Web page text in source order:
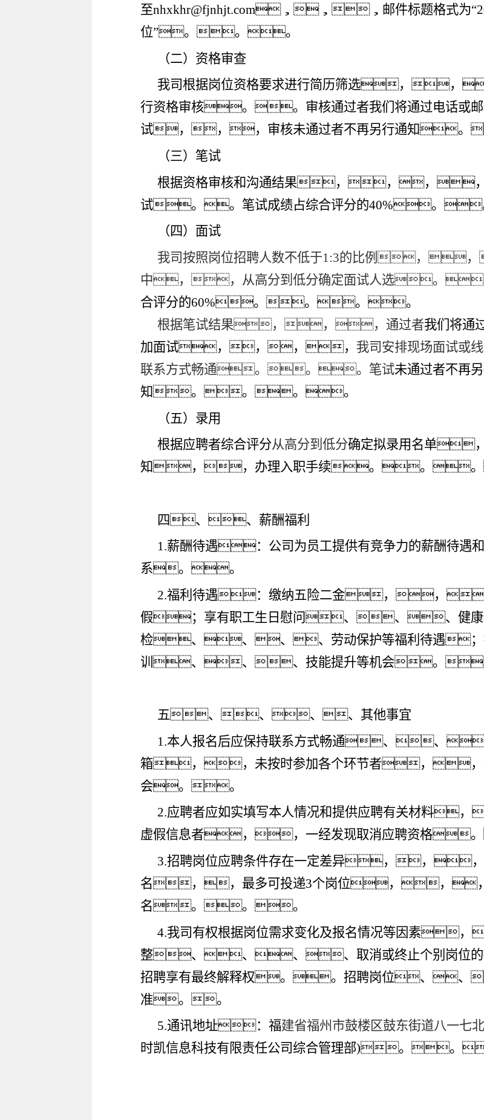
至nhxkhr@fjnhjt.com，，，邮件标题格式为
位”。。。
（二）资格审查
我司根据岗位资格要求进行简历筛选，，
行资格审核。。审核通过者我们将通过电话或邮
试，，，审核未通过者不再另行通知
（三）笔试
根据资格审核和沟通结果，，，，
试。。笔试成绩占综合评分的40%。
（四）面试
我司按照岗位招聘人数不低于1:3的比例，，
中，，从高分到低分确定面试人选。
合评分的60%。。。。
根据笔试结果，，，通过者我们将通
加面试，，，， 我司安排现场面试
联系方式畅通。。。笔试未通过者不再
知。。。。
（五）录用
根据应聘者综合评分从高分到低分确定拟录用名单
知，，办理入职手续。。
四、、薪酬福利
1.薪酬待遇：公司为员工提供有竞争力的薪酬待遇
系。。
2.福利待遇：缴纳五险二金，，
假；享有职工生日慰问、、、健康
检、、、、劳动保护等福利待遇；
训、、、技能提升等机会。
五、、、、其他事宜
1.本人报名后应保持联系方式畅通、、
箱，，未按时参加各个环节者，，视
会。。
2.应聘者应如实填写本人情况和提供应聘有关材料
虚假信息者，，一经发现取消应聘资格
3.招聘岗位应聘条件存在一定差异，，，
名，，最多可投递3个岗位，，
名。。。
4.我司有权根据岗位需求变化及报名情况等因素
整、、、、取消或终止个别岗位的
招聘享有最终解释权。。招聘岗位、、
准。。
5.通讯地址：福建省福州市鼓楼区鼓东街道八一七
时凯信息科技有限责任公司综合管理部)。。